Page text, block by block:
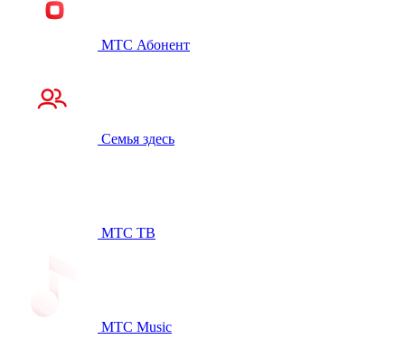
МТС Абонент
Семья здесь
МТС ТВ
МТС Music